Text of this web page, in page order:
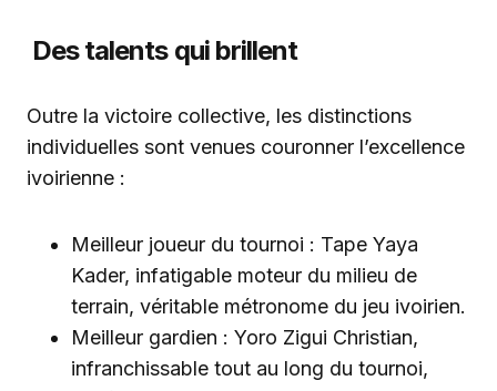
Des talents qui brillent
Outre la victoire collective, les distinctions
individuelles sont venues couronner l’excellence
ivoirienne :
Meilleur joueur du tournoi : Tape Yaya
Kader, infatigable moteur du milieu de
terrain, véritable métronome du jeu ivoirien.
Meilleur gardien : Yoro Zigui Christian,
infranchissable tout au long du tournoi,